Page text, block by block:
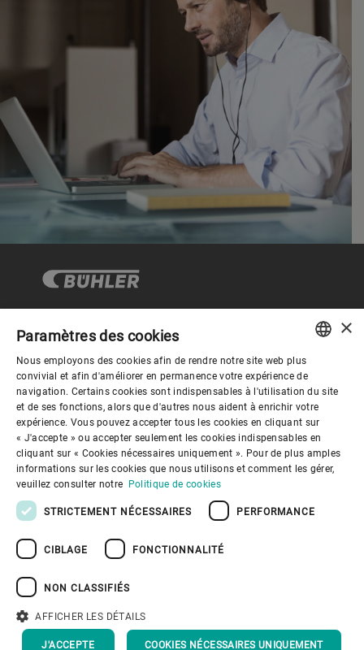
Mieux nous connaitre
Liens utiles
Conditions d'utilisation
Youtube Privacy Policy
Haut de page
ENGLISH
SPANISH
GERMAN
FRENCH
RUSSIAN
×
Paramètres des cookies
Nous employons des cookies afin de rendre notre site web plus
convivial et afin d'améliorer en permanence votre expérience de
navigation. Certains cookies sont indispensables à l'utilisation du site
et de ses fonctions, alors que d'autres nous aident à enrichir votre
expérience. Vous pouvez accepter tous les cookies en cliquant sur
« J'accepte » ou accepter seulement les cookies indispensables en
cliquant sur « Cookies nécessaires uniquement ». Pour de plus amples
informations sur les cookies que nous utilisons et comment les gérer,
veuillez consulter notre Politique de cookies
STRICTEMENT NÉCESSAIRES PERFORMANCE
CIBLAGE FONCTIONNALITÉ
NON CLASSIFIÉS
AFFICHER LES DÉTAILS
J'ACCEPTE COOKIES NÉCESSAIRES UNIQUEMENT